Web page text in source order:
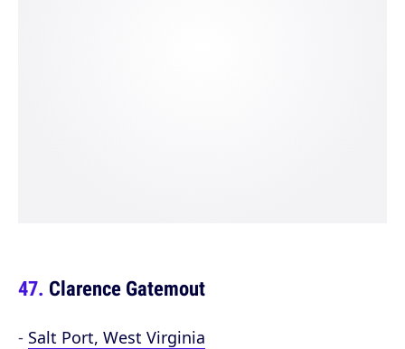
Clarence Gatemout
- Salt Port, West Virginia